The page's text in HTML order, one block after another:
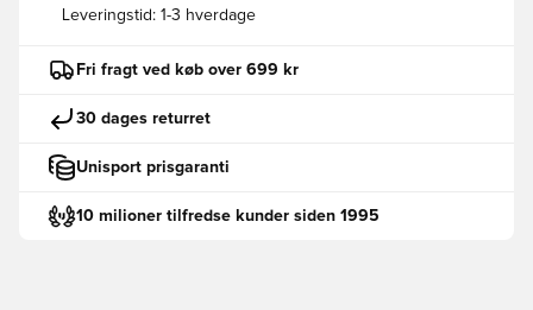
Leveringstid: 1-3 hverdage
Fri fragt ved køb over 699 kr
30 dages returret
Unisport prisgaranti
10 milioner tilfredse kunder siden 1995